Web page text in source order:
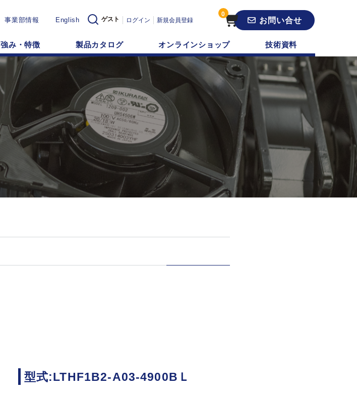
事業部情報 English ゲスト ログイン 新規会員登録
0
お問い合せ
強み・特徴 製品カタログ オンラインショップ 技術資料
型式:LTHF1B2-A03-4900BＬ